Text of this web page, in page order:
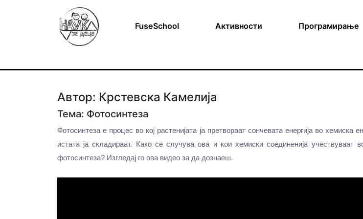
FuseSchool Активности Програмирање
Автор: Крстевска Камелија
Тема: Фотосинтеза
Фотосинтеза е процес во кој растенијата ја претвораат сончевата енергија во хемиска
истата ја складираат. Како се случува ова и кои хемиски соединенија учествуваат
фотосинтеза? Изгледај го ова видео за да дознаеш.